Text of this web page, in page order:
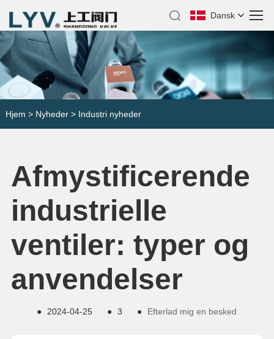
Dansk
Hjem > Nyheder> Industri nyheder
Afmystificerende
industrielle
ventiler: typer og
anvendelser
● 2024-04-25 ● 3 ● Efterlad mig en besked